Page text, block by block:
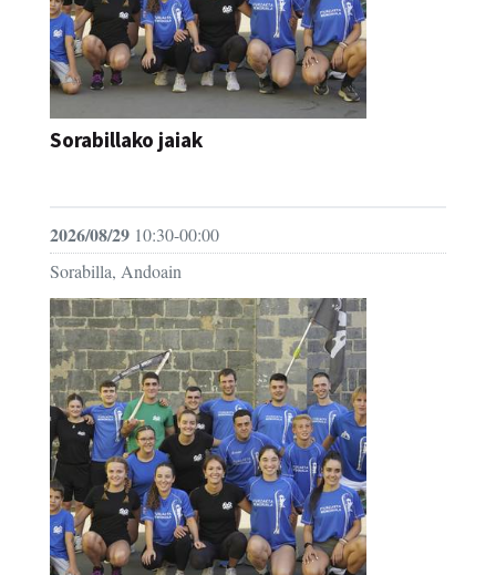
Sorabillako jaiak
2026/08/29 10:30-00:00
Sorabilla, Andoain